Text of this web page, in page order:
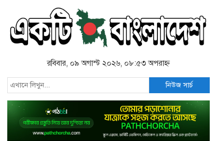
রবিবার, ০৯ অগাস্ট ২০২৬, ০৮:৫৩ অপরাহ্ন
নিউজ সার্চ